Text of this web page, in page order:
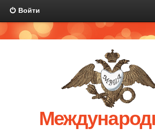
Войти